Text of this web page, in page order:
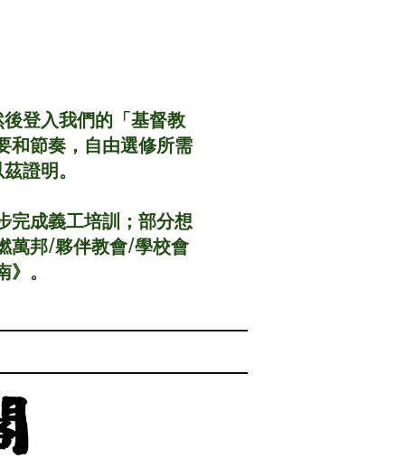
登入我們的「基督教
和節奏，自由選修所需
證明。
完成義工培訓；部分想
萬邦/夥伴教會/學校會
。